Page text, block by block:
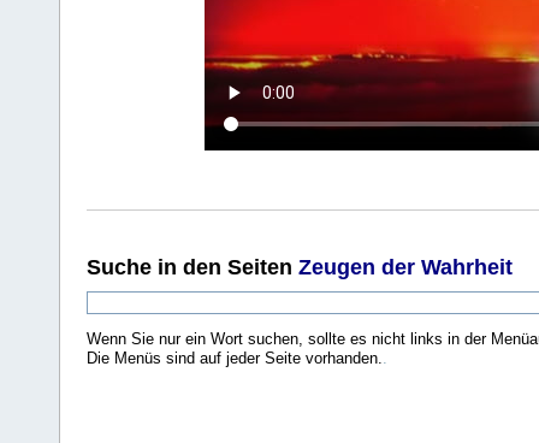
Suche in den Seiten Zeugen der Wahrheit
Wenn Sie nur ein Wort suchen, sollte es nicht links in der
Die Menüs sind auf jeder Seite vorhanden..